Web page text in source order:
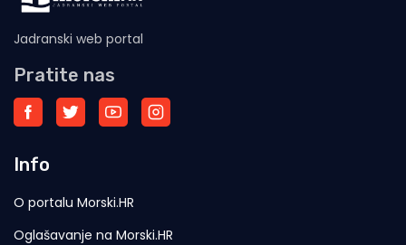
Jadranski web portal
Pratite nas
Info
O portalu Morski.HR
Oglašavanje na Morski.HR